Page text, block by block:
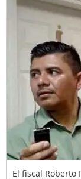
El fiscal Roberto